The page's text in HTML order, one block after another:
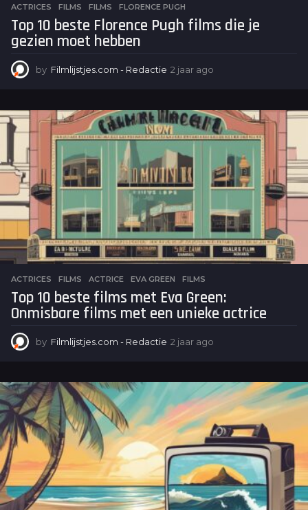
ACTRICES ,FILMS FILMS ,FLORENCE PUGH
Top 10 beste Florence Pugh films die je
gezien moet hebben
by Filmlijstjes.com - Redactie 2 jaar ago
a
r
a
ACTRICES ,FILMS ACTRICE ,EVA GREEN ,FILMS
Top 10 beste films met Eva Green:
Onmisbare films met een unieke actrice
by Filmlijstjes.com - Redactie 2 jaar ago
a
r
o